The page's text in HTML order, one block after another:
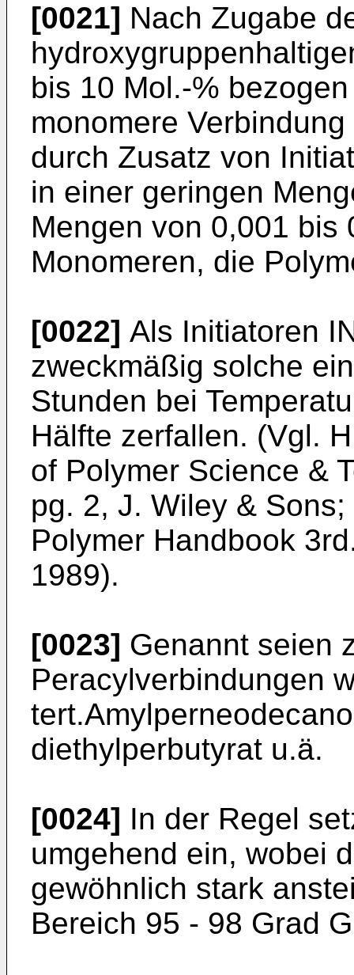
[0021] Nach Zugabe
bis 10 Mol.-%
monomere
durch Zusatz von
in einer geringen
Mengen von 0,001 bis
Monomeren, die
[0022] Als Initiatoren
zweckmäßig solche
Stunden bei
Hälfte zerfallen. (Vgl.
of Polymer Science &
pg. 2, J. Wiley &
Polymer Handbook
1989).
[0023] Genannt seien
Peracylverbindungen
diethylperbutyrat u.ä.
[0024] In der Regel
umgehend ein, wobei
gewöhnlich stark
Bereich 95 - 98 Grad